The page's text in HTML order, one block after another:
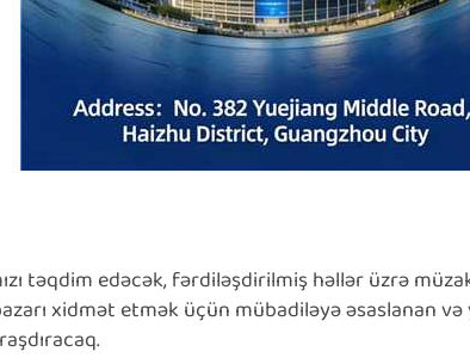
təqdim edəcək, fərdiləşdirilmiş həllər üzrə
xidmət etmək üçün mübadiləyə əsaslanan və